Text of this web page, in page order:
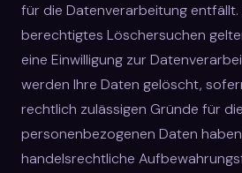
für die Datenverarbeitung entfällt.
berechtigtes Löschersuchen
eine Einwilligung zur
werden Ihre Daten gelöscht,
rechtlich zulässigen Gründe für
personenbezogenen Daten
handelsrechtliche